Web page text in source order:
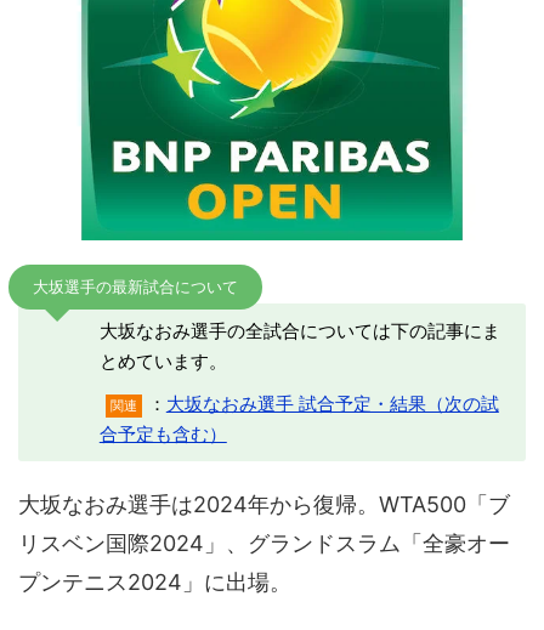
大坂選手の最新試合について
大坂なおみ選手の全試合については下の記事にま
とめています。
関連 ： 大坂なおみ選手 試合予定・結果（次の試
合予定も含む）
大坂なおみ選手は2024年から復帰。WTA500「ブ
リスベン国際2024」、グランドスラム「全豪オー
プンテニス2024」に出場。